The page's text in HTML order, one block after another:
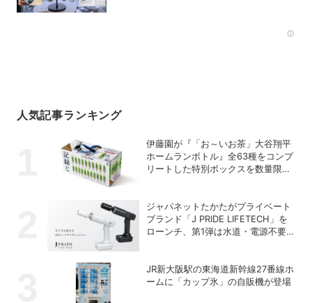
人気記事ランキング
伊藤園が『「お～いお茶」大谷翔平
ホームランボトル』全63種をコンプ
リートした特別ボックスを数量限定
ジャパネットたかたがプライベート
ブランド「J PRIDE LIFETECH」を
ローンチ、第1弾は水道・電源不要
JR新大阪駅の東海道新幹線27番線ホ
ームに「カップ氷」の自販機が登場